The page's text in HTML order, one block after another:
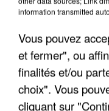
"ON
information transmitted
Vous pouvez
et fermer", ou
finalités et/ou
choix". Vous
cliquant sur